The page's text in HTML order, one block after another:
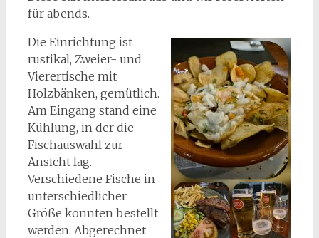
für abends.
Die Einrichtung ist
rustikal, Zweier- und
Vierertische mit
Holzbänken, gemütlich.
Am Eingang stand eine
Kühlung, in der die
Fischauswahl zur
Ansicht lag.
Verschiedene Fische in
unterschiedlicher
Größe konnten bestellt
werden. Abgerechnet